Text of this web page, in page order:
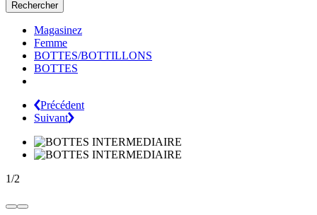
Rechercher
Magasinez
Femme
BOTTES/BOTTILLONS
BOTTES
Précédent
Suivant
1/2